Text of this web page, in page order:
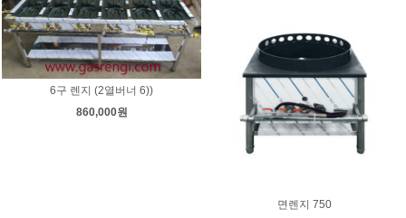
6구 렌지 (2열버너 6))
860,000원
면렌지 750